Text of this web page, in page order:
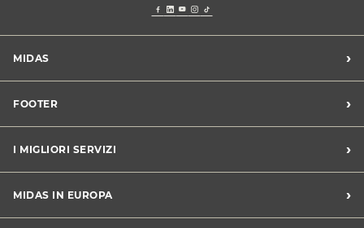
MIDAS ›
Blog dell'automobilista
Lavora con noi
Chi siamo
FOOTER ›
Apri un centro in franchising
CONDIZIONI PROMOZIONI
Sconti Convenzioni
Privacy policy
I MIGLIORI SERVIZI ›
Revisione
Cambio gomme stagionale
MIDAS IN EUROPA ›